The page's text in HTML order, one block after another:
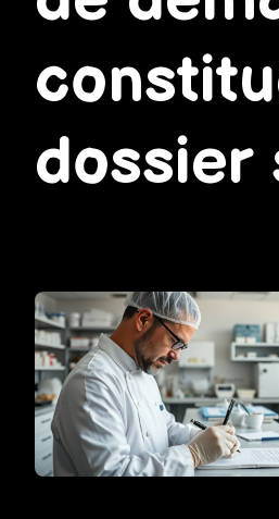
dossier